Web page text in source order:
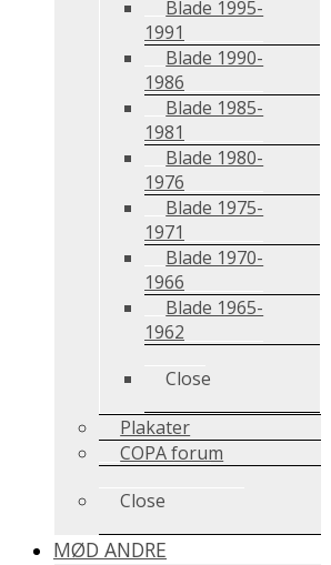
Blade 1995-
1991
Blade 1990-
1986
Blade 1985-
1981
Blade 1980-
1976
Blade 1975-
1971
Blade 1970-
1966
Blade 1965-
1962
Close
Plakater
COPA forum
Close
MØD ANDRE